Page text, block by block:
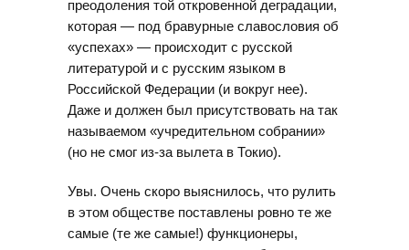
преодоления той откровенной деградации,
которая — под бравурные славословия об
«успехах» — происходит с русской
литературой и с русским языком в
Российской Федерации (и вокруг нее).
Даже и должен был присутствовать на так
называемом «учредительном собрании»
(но не смог из-за вылета в Токио).
Увы. Очень скоро выяснилось, что рулить
в этом обществе поставлены ровно те же
самые (те же самые!) функционеры,